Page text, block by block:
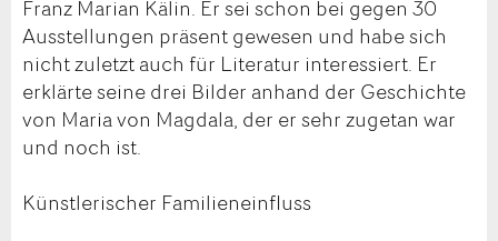
Franz Marian Kälin. Er sei schon bei gegen 30
Ausstellungen präsent gewesen und habe sich
nicht zuletzt auch für Literatur interessiert. Er
erklärte seine drei Bilder anhand der Geschichte
von Maria von Magdala, der er sehr zugetan war
und noch ist.
Künstlerischer Familieneinfluss